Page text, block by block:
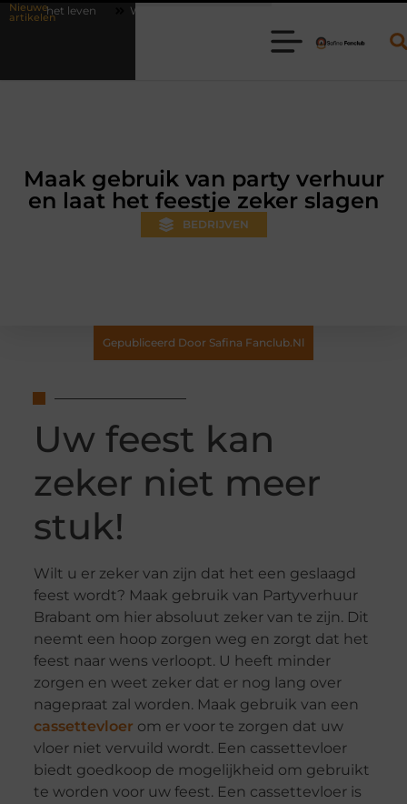
Nieuwe
artikelen
Waarom online vlees bestellen steeds gewoner wordt
Maak gebruik van party verhuur
en laat het feestje zeker slagen
BEDRIJVEN
Gepubliceerd Door Safina Fanclub.nl
Uw feest kan
zeker niet meer
stuk!
Wilt u er zeker van zijn dat het een geslaagd
feest wordt? Maak gebruik van Partyverhuur
Brabant om hier absoluut zeker van te zijn. Dit
neemt een hoop zorgen weg en zorgt dat het
feest naar wens verloopt. U heeft minder
zorgen en weet zeker dat er nog lang over
nagepraat zal worden. Maak gebruik van een
cassettevloer om er voor te zorgen dat uw
vloer niet vervuild wordt. Een cassettevloer
biedt goedkoop de mogelijkheid om gebruikt
te worden voor uw feest. Een cassettevloer is